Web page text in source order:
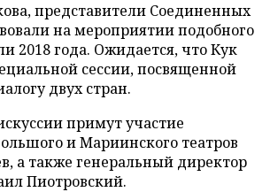
представители Соединенных
на мероприятии подобного
2018 года. Ожидается, что Кук
сессии, посвященной
двух стран.
примут участие
и Мариинского театров
а также генеральный директор
Пиотровский.